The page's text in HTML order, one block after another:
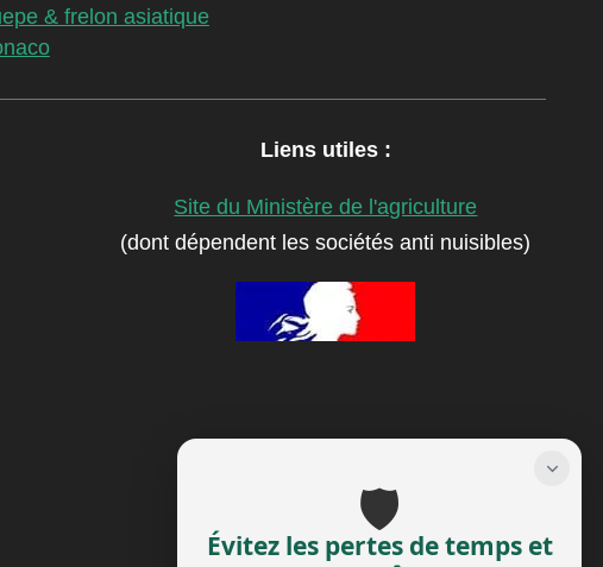
& frelon asiatique
Liens utiles :
Site du Ministère de l'agriculture
(dont dépendent les sociétés anti nuisibles)